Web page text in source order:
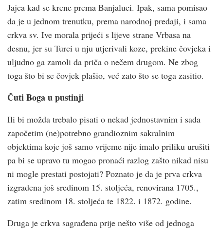
Jajca kad se krene prema Banjaluci. Ipak, sama pomisao
da je u jednom trenutku, prema narodnoj predaji, i sama
crkva sv. Ive morala prijeći s lijeve strane Vrbasa na
desnu, jer su Turci u nju utjerivali koze, prekine čovjeka i
uljudno ga zamoli da priča o nečem drugom. Ne zbog
toga što bi se čovjek plašio, već zato što se toga zasitio.
Čuti Boga u pustinji
Ili bi možda trebalo pisati o nekad jednostavnim i sada
započetim (ne)potrebno grandioznim sakralnim
objektima koje još samo vrijeme nije imalo priliku urušiti
pa bi se upravo tu mogao pronaći razlog zašto nikad nisu
ni mogle prestati postojati? Poznato je da je prva crkva
izgrađena još sredinom 15. stoljeća, renovirana 1705.,
zatim sredinom 18. stoljeća te 1822. i 1872. godine.
Druga je crkva sagrađena prije nešto više od jednoga